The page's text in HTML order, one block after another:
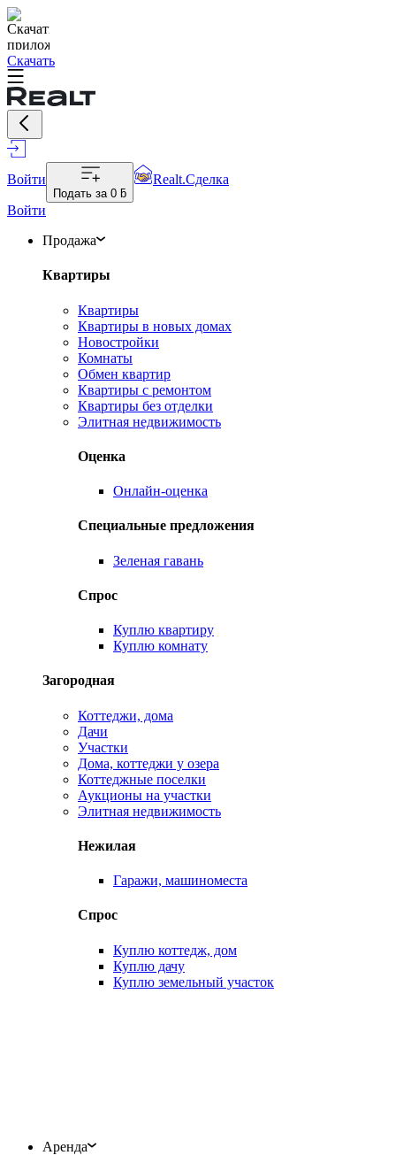
Скачать
Войти
Подать за 0 ƃ
Realt.Сделка
Войти
Продажа
Квартиры
Квартиры
Квартиры в новых домах
Новостройки
Комнаты
Обмен квартир
Квартиры с ремонтом
Квартиры без отделки
Элитная недвижимость
Оценка
Онлайн-оценка
Специальные предложения
Зеленая гавань
Спрос
Куплю квартиру
Куплю комнату
Загородная
Коттеджи, дома
Дачи
Участки
Дома, коттеджи у озера
Коттеджные поселки
Аукционы на участки
Элитная недвижимость
Нежилая
Гаражи, машиноместа
Спрос
Куплю коттедж, дом
Куплю дачу
Куплю земельный участок
Аренда